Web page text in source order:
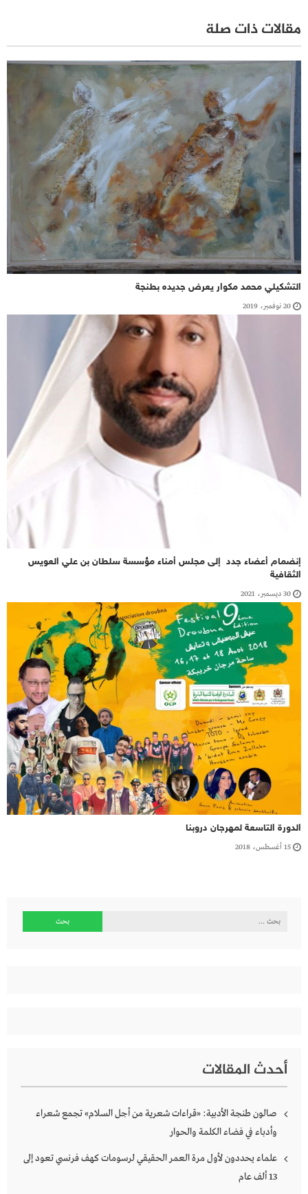
مقالات ذات صلة
التشكيلي محمد مكوار يعرض جديده بطنجة
20 نوفمبر، 2019
إنضمام أعضاء جدد إلى مجلس أمناء مؤسسة سلطان بن علي العويس
الثقافية
30 ديسمبر، 2021
الدورة التاسعة لمهرجان دروبنا
15 أغسطس، 2018
البحث
أحدث المقالات
صالون طنجة الأدبية: «قراءات شعرية من أجل السلام» تجمع شعراء
وأدباء في فضاء الكلمة والحوار
علماء يحددون لأول مرة العمر الحقيقي لرسومات كهف فرنسي تعود إلى
13 ألف عام